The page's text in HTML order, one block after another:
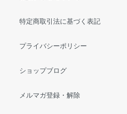
特定商取引法に基づく表記
プライバシーポリシー
ショップブログ
メルマガ登録・解除